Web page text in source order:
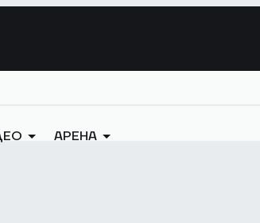
АРЕНА